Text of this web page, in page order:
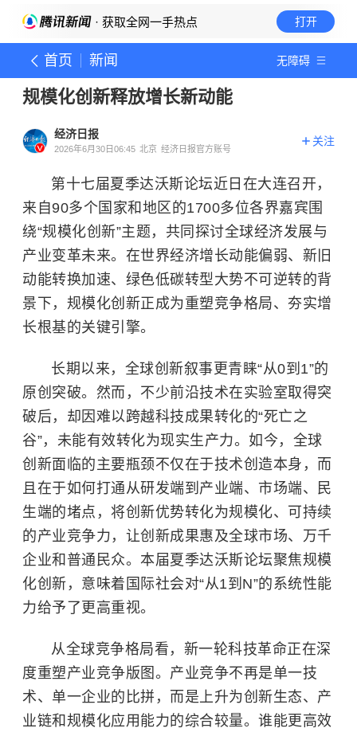
· 获取全网一手热点 打开
首页 新闻 无障碍
规模化创新释放增长新动能
经济日报
2026年6月30日06:45 北京 经济日报官方账号
关注
第十七届夏季达沃斯论坛近日在大连召开，
来自90多个国家和地区的1700多位各界嘉宾围
绕“规模化创新”主题，共同探讨全球经济发展与
产业变革未来。在世界经济增长动能偏弱、新旧
动能转换加速、绿色低碳转型大势不可逆转的背
景下，规模化创新正成为重塑竞争格局、夯实增
长根基的关键引擎。
长期以来，全球创新叙事更青睐“从0到1”的
原创突破。然而，不少前沿技术在实验室取得突
破后，却因难以跨越科技成果转化的“死亡之
谷”，未能有效转化为现实生产力。如今，全球
创新面临的主要瓶颈不仅在于技术创造本身，而
且在于如何打通从研发端到产业端、市场端、民
生端的堵点，将创新优势转化为规模化、可持续
的产业竞争力，让创新成果惠及全球市场、万千
企业和普通民众。本届夏季达沃斯论坛聚焦规模
化创新，意味着国际社会对“从1到N”的系统性能
力给予了更高重视。
从全球竞争格局看，新一轮科技革命正在深
度重塑产业竞争版图。产业竞争不再是单一技
术、单一企业的比拼，而是上升为创新生态、产
业链和规模化应用能力的综合较量。谁能更高效